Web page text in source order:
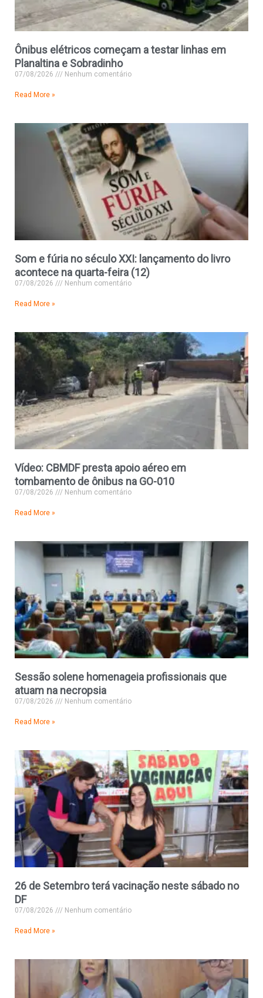
Ônibus elétricos começam a testar linhas em
Planaltina e Sobradinho
07/08/2026 Nenhum comentário
Read More »
Som e fúria no século XXI: lançamento do livro
acontece na quarta-feira (12)
07/08/2026 Nenhum comentário
Read More »
Vídeo: CBMDF presta apoio aéreo em
tombamento de ônibus na GO-010
07/08/2026 Nenhum comentário
Read More »
Sessão solene homenageia profissionais que
atuam na necropsia
07/08/2026 Nenhum comentário
Read More »
26 de Setembro terá vacinação neste sábado no
DF
07/08/2026 Nenhum comentário
Read More »